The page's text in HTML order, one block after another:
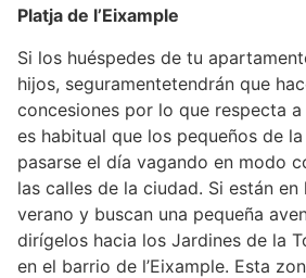
Platja de l’Eixample
Si los huéspedes de tu
hijos, seguramentetendrán que
concesiones por lo que respecta
es habitual que los pequeños de
pasarse el día vagando en modo
las calles de la ciudad. Si están
verano y buscan una pequeña
dirígelos hacia los Jardines de la
en el barrio de l’Eixample. Esta